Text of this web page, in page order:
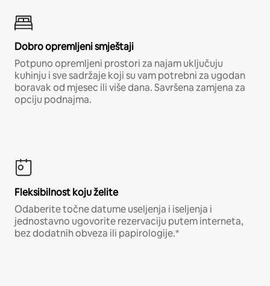
Dobro opremljeni smještaji
Potpuno opremljeni prostori za najam uključuju
kuhinju i sve sadržaje koji su vam potrebni za ugodan
boravak od mjesec ili više dana. Savršena zamjena za
opciju podnajma.
Fleksibilnost koju želite
Odaberite točne datume useljenja i iseljenja i
jednostavno ugovorite rezervaciju putem interneta,
bez dodatnih obveza ili papirologije.*